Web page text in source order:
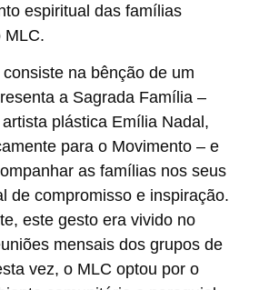
espiritual das famílias
MLC.
na bênção de um
a Sagrada Família –
plástica Emília Nadal,
para o Movimento – e
as famílias nos seus
de compromisso e inspiração.
este gesto era vivido no
mensais dos grupos de
vez, o MLC optou por o